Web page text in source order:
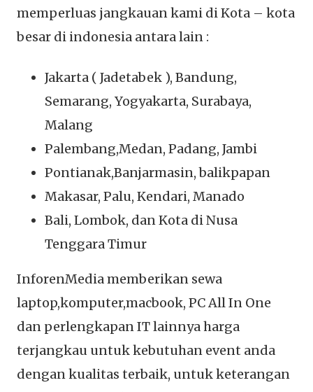
memperluas jangkauan kami di Kota – kota
besar di indonesia antara lain :
Jakarta ( Jadetabek ), Bandung,
Semarang, Yogyakarta, Surabaya,
Malang
Palembang,Medan, Padang, Jambi
Pontianak,Banjarmasin, balikpapan
Makasar, Palu, Kendari, Manado
Bali, Lombok, dan Kota di Nusa
Tenggara Timur
InforenMedia memberikan sewa
laptop,komputer,macbook, PC All In One
dan perlengkapan IT lainnya harga
terjangkau untuk kebutuhan event anda
dengan kualitas terbaik, untuk keterangan